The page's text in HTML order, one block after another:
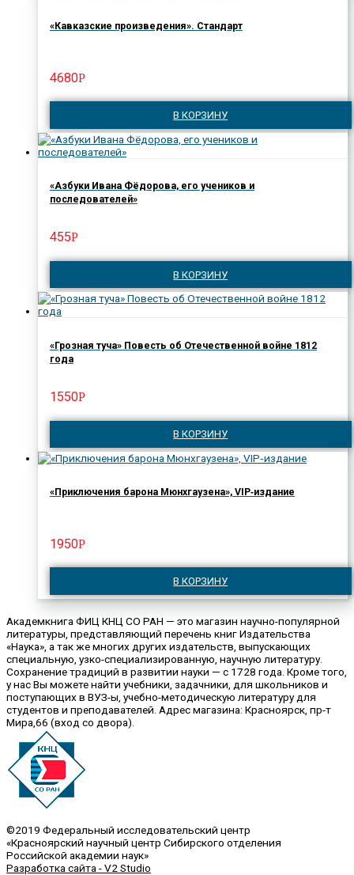
«Кавказские произведения». Стандарт
4680Р
В КОРЗИНУ
«Азбуки Ивана Фёдорова, его учеников и
последователей»
455Р
В КОРЗИНУ
«Грозная туча» Повесть об Отечественной войне 1812
года
1550Р
В КОРЗИНУ
«Приключения барона Мюнхгаузена», VIP‑издание
1950Р
В КОРЗИНУ
Академкнига ФИЦ КНЦ СО РАН — это магазин научно-популярной
литературы, представляющий перечень книг Издательства
«Наука», а так же многих других издательств, выпускающих
специальную, узко-специализированную, научную литературу.
Сохранение традиций в развитии науки — с 1728 года. Кроме того,
у нас Вы можете найти учебники, задачники, для школьников и
поступающих в ВУЗ-ы, учебно-методическую литературу для
студентов и преподавателей. Адрес магазина: Красноярск, пр-т
Мира,66 (вход со двора).
©2019 Федеральный исследовательский центр
«Красноярский научный центр Сибирского отделения
Российской академии наук»
Разработка сайта - V2 Studio